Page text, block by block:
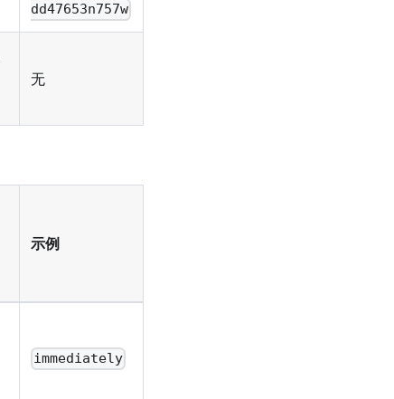
dd47653n757w
无
示例
immediately